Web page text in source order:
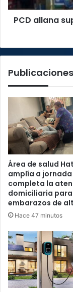
drogas
PCD allana
Área de salud
amplía a jornada
completa la
domiciliaria para
embarazos de
Hace 47 minutos